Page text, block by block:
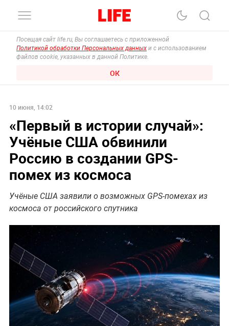
Посещая сайт life.ru, Вы соглашаетесь с приложенной
Политикой обработки Персональных данных и с использованием
файлов cookie, указанных в данной Политике.
ОК
10 июня, 14:02
«Первый в истории случай»:
Учёные США обвинили
Россию в создании GPS-
помех из космоса
Учёные США заявили о возможных GPS-помехах из
космоса от российского спутника